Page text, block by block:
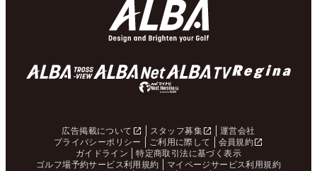
広告掲載について スタッフ募集
運営会社
プライバシーポリシー
ご利用に際して
会員規約
ガイドライン
特定商取引法に基づく表示
ゴルフ場予約サービス利用規約
マイページサービス利用規約